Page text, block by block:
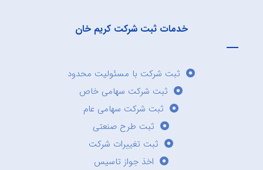
خدمات ثبت شرکت کریم خان
ثبت شرکت با مسئولیت محدود
ثبت شرکت سهامی خاص
ثبت شرکت سهامی عام
ثبت طرح صنعتی
ثبت تغییرات شرکت
اخذ جواز تاسیس